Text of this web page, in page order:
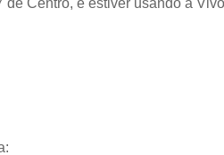
Centro, e estiver usando a